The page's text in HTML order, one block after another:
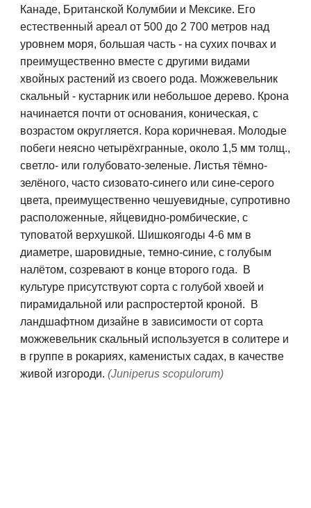
Канаде, Британской Колумбии и Мексике. Его
естественный ареал от 500 до 2 700 метров над
уровнем моря, большая часть - на сухих почвах и
преимущественно вместе с другими видами
хвойных растений из своего рода. Можжевельник
скальный - кустарник или небольшое дерево. Крона
начинается почти от основания, коническая, с
возрастом округляется. Кора коричневая. Молодые
побеги неясно четырёхгранные, около 1,5 мм толщ.,
светло- или голубовато-зеленые. Листьятёмно-
зелёного, часто сизовато-синего или сине-серого
цвета, преимущественно чешуевидные, супротивно
расположенные, яйцевидно-ромбические, с
туповатой верхушкой. Шишкоягоды 4-6 мм в
диаметре, шаровидные, темно-синие, с голубым
налётом, созревают в конце второго года.
В
культуре присутствуют сорта с голубой хвоей и
пирамидальной или распростертой кроной.
В
ландшафтном дизайне в зависимости от сорта
можжевельник скальный используется в солитере и
в группе в рокариях, каменистых садах, в качестве
живой изгороди.(Juniperus scopulorum)